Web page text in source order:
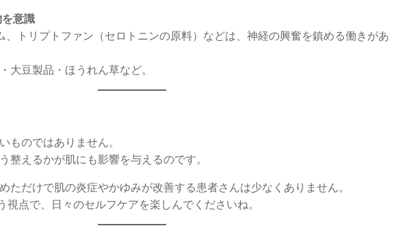
意識
、トリプトファン（セロトニンの原料）などは、神経の興奮を鎮める働きがあ
大豆製品・ほうれん草など。
ものではありません。
整えるかが肌にも影響を与えるのです。
ただけで肌の炎症やかゆみが改善する患者さんは少なくありません。
視点で、日々のセルフケアを楽しんでくださいね。